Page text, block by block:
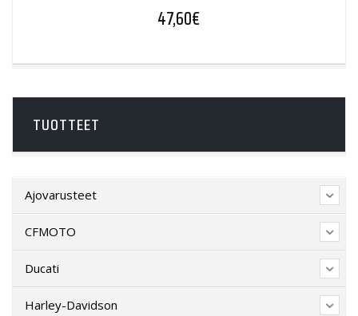
47,60€
TUOTTEET
Ajovarusteet
CFMOTO
Ducati
Harley-Davidson